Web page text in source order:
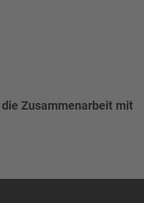
Zusammenarbeit mit